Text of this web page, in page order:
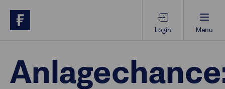
Login Menu
Beratungs-Tools